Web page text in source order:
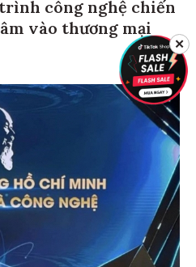
công nghệ chiến
vào thương mại
✕